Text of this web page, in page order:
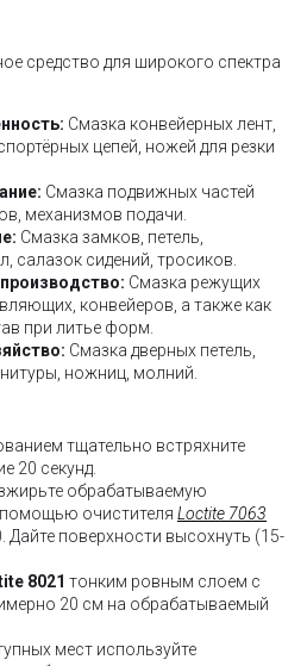
средство для широкого спектра
Смазка конвейерных лент,
цепей, ножей для резки
Смазка подвижных частей
механизмов подачи.
Смазка замков, петель,
салазок сидений, тросиков.
Смазка режущих
конвейеров, а также как
при литье форм.
Смазка дверных петель,
ножниц, молний.
тщательно встряхните
20 секунд.
обрабатываемую
очистителя Loctite 7063
Дайте поверхности высохнуть (15-
8021 тонким ровным слоем с
20 см на обрабатываемый
мест используйте